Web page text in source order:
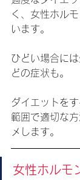
く、女性ホル
います。
ひどい場合に
どの症状も。
ダイエットを
範囲で適切な
メします。
女性ホルモ